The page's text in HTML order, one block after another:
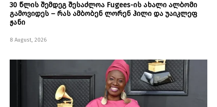
30 წლის შემდეგ შესაძლოა Fugees-ის ახალი ალბომი
გამოვიდეს – რას ამბობენ ლორენ ჰილი და უაიკლეფ
ჟანი
8 August, 2026